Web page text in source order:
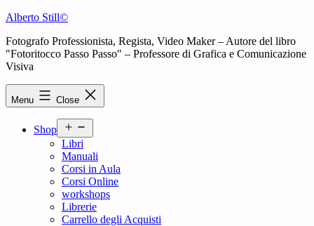
Skip
content
Alberto Still©
Fotografo Professionista, Regista, Video Maker – Autore del libro
"Fotoritocco Passo Passo" – Professore di Grafica e Comunicazione
Visiva
Menu Close
Shop
menu
Libri
Manuali
Corsi in Aula
Corsi Online
workshops
Librerie
Carrello degli Acquisti